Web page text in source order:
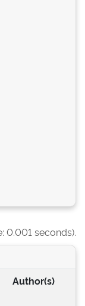
0.001 seconds).
Author(s)